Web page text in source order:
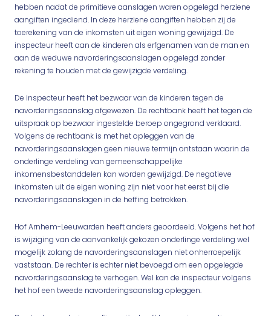
hebben nadat de primitieve aanslagen waren opgelegd herziene
aangiften ingediend. In deze herziene aangiften hebben zij de
toerekening van de inkomsten uit eigen woning gewijzigd. De
inspecteur heeft aan de kinderen als erfgenamen van de man en
aan de weduwe navorderingsaanslagen opgelegd zonder
rekening te houden met de gewijzigde verdeling.
De inspecteur heeft het bezwaar van de kinderen tegen de
navorderingsaanslag afgewezen. De rechtbank heeft het tegen de
uitspraak op bezwaar ingestelde beroep ongegrond verklaard.
Volgens de rechtbank is met het opleggen van de
navorderingsaanslagen geen nieuwe termijn ontstaan waarin de
onderlinge verdeling van gemeenschappelijke
inkomensbestanddelen kan worden gewijzigd. De negatieve
inkomsten uit de eigen woning zijn niet voor het eerst bij die
navorderingsaanslagen in de heffing betrokken.
Hof Arnhem-Leeuwarden heeft anders geoordeeld. Volgens het hof
is wijziging van de aanvankelijk gekozen onderlinge verdeling wel
mogelijk zolang de navorderingsaanslagen niet onherroepelijk
vaststaan. De rechter is echter niet bevoegd om een opgelegde
navorderingsaanslag te verhogen. Wel kan de inspecteur volgens
het hof een tweede navorderingsaanslag opleggen.